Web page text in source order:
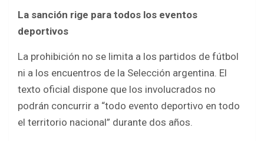
La sanción rige para todos los eventos
deportivos
La prohibición no se limita a los partidos de fútbol
ni a los encuentros de la Selección argentina. El
texto oficial dispone que los involucrados no
podrán concurrir a “todo evento deportivo en todo
el territorio nacional” durante dos años.